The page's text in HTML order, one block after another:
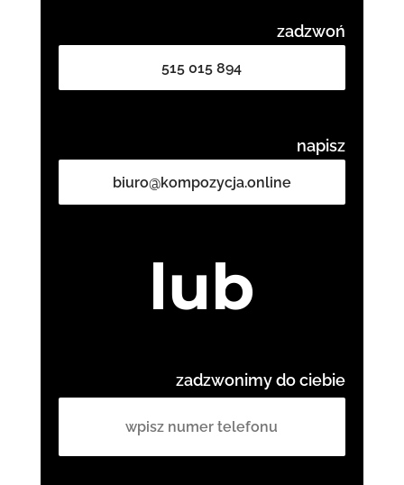
zadzwoń
515 015 894
napisz
biuro@kompozycja.online
lub
zadzwonimy do ciebie